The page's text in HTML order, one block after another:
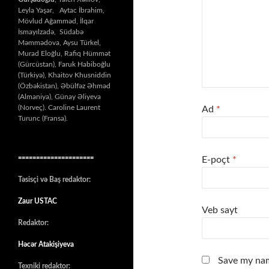
Ad *
E-poçt *
Veb sayt
Save my
Leyla Yaşar, Aytac İbrahim,
Mövlud Ağamməd, İlqar
İsmayılzadə, Südabə
Məmmədova, Aysu Türkel,
Murad Eloğlu, Rafiq Hümmət
(Gürcüstan), Faruk Habiboğlu
(Türkiyə), Khaitov Khusniddin
(Özbəkistan), Əbülfəz Əhməd
(Almaniya), Günay Əliyeva
(Norveç). Caroline Laurent
Turunc (Fransa).
=====================
Təsisçi və Baş redaktor:
Zaur USTAC
Redaktor:
Həcər Atakişiyeva
Texniki redaktor: